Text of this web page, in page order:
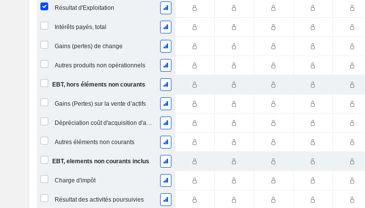
Résultat d'Exploitation
Intérêts payés, total
Gains (pertes) de change
Autres produits non opérationnels
EBT, hors éléments non courants
Gains (Pertes) sur la vente d’actifs
Dépréciation coût d'acquisition d'actifs
Autres éléments non courants
EBT, elements non courants inclus
Charge d'impôt
Résultat des activités poursuivies